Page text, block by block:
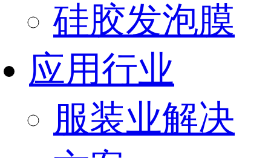
硅胶发泡膜
应用行业
服装业解决